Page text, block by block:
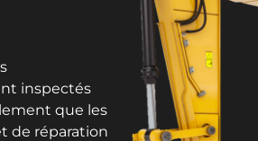
inspectés
que les
de réparation